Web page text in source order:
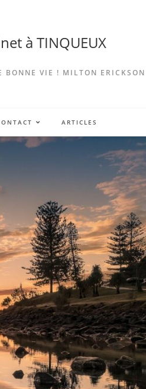
à TINQUEUX
BONNE VIE ! MILTON ERICKSON
ARTICLES